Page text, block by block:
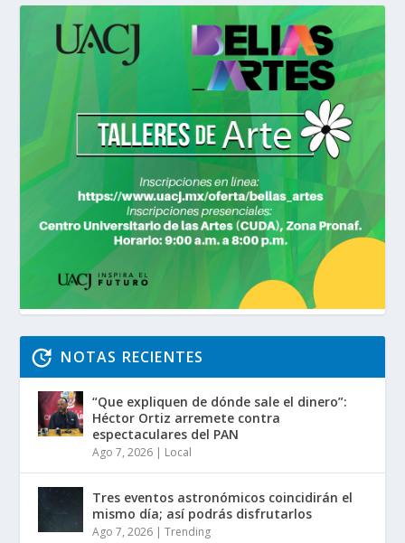
NOTAS RECIENTES
“Que expliquen de dónde sale el dinero”:
Héctor Ortiz arremete contra
espectaculares del PAN
Ago 7, 2026 | Local
Tres eventos astronómicos coincidirán el
mismo día; así podrás disfrutarlos
Ago 7, 2026 |Trending